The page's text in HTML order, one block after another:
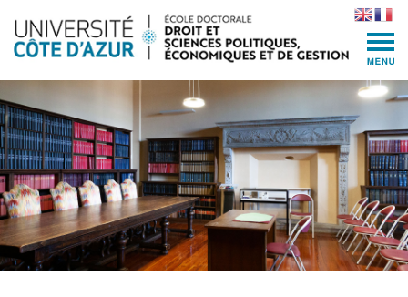
content
(Press
Enter)